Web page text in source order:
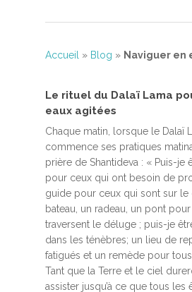
Accueil » Blog » Naviguer en
Le rituel du Dalaï Lama
eaux agitées
Chaque matin, lorsque le Dalaï
commence ses pratiques
prière de Shantideva : « Puis-je
pour ceux qui ont besoin de
guide pour ceux qui sont sur le
bateau, un radeau, un pont
traversent le déluge ; puis-je
dans les ténèbres; un lieu de
fatigués et un remède pour
Tant que la Terre et le ciel
assister jusqu’à ce que tous les